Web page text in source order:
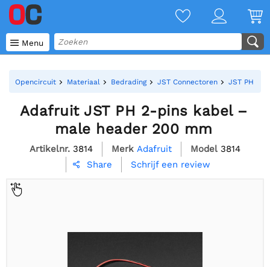
 Menu
Opencircuit Materiaal Bedrading JST Connectoren JST PH -
Adafruit JST PH 2-pins kabel –
male header 200 mm
Artikelnr. 3814 Merk Adafruit Model 3814
 Share Schrijf een review